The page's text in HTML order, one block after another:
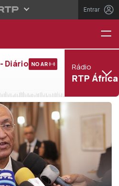
Entrar
Diário NO AR Rádio
RTP África